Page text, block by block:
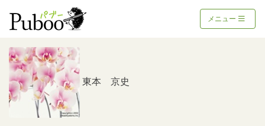
メニュー
東本 京史